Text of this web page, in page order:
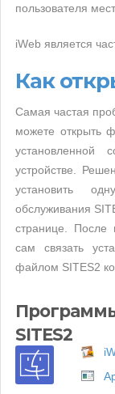
пользователя
iWeb является
Как
Самая частая
можете открыть
установленной
устройстве.
установить
обслуживания
странице. После
сам связать
файлом SITES2
SITES2